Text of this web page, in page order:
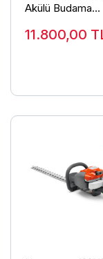
Akülü Budama
Budama Makas
11.800,00